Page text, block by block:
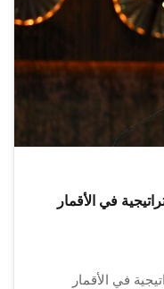
في الأقمار
في الأقمار